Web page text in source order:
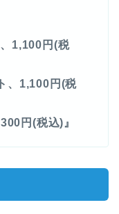
1,100円(税
、1,100円(税
円(税込)』